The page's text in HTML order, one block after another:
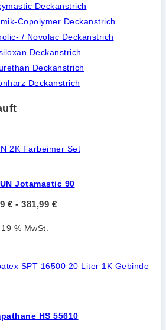
Deckanstrich
Copolymer Deckanstrich
/ Novolac Deckanstrich
Deckanstrich
Deckanstrich
Deckanstrich
Jotamastic 90
€ - 381,99 €
% MwSt.
HS 55610